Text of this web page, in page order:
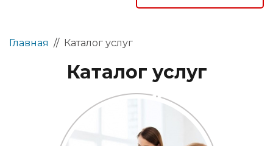
Главная // Каталог услуг
Каталог услуг